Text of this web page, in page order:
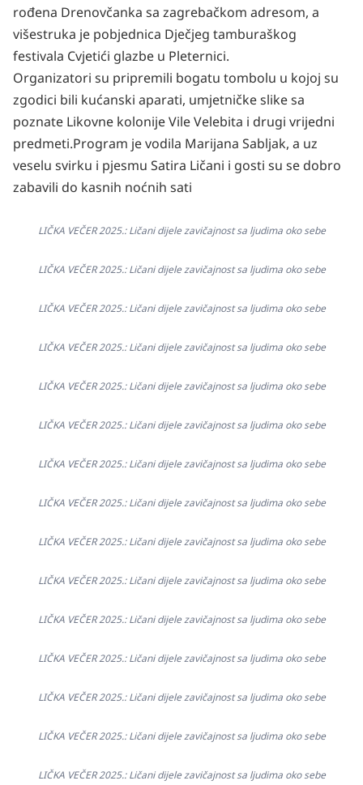
rođena Drenovčanka sa zagrebačkom adresom, a
višestruka je pobjednica Dječjeg tamburaškog
festivala Cvjetići glazbe u Pleternici.
Organizatori su pripremili bogatu tombolu u kojoj su
zgodici bili kućanski aparati, umjetničke slike sa
poznate Likovne kolonije Vile Velebita i drugi vrijedni
predmeti.Program je vodila Marijana Sabljak, a uz
veselu svirku i pjesmu Satira Ličani i gosti su se dobro
zabavili do kasnih noćnih sati
LIČKA VEČER 2025.: Ličani dijele zavičajnost sa ljudima oko sebe
LIČKA VEČER 2025.: Ličani dijele zavičajnost sa ljudima oko sebe
LIČKA VEČER 2025.: Ličani dijele zavičajnost sa ljudima oko sebe
LIČKA VEČER 2025.: Ličani dijele zavičajnost sa ljudima oko sebe
LIČKA VEČER 2025.: Ličani dijele zavičajnost sa ljudima oko sebe
LIČKA VEČER 2025.: Ličani dijele zavičajnost sa ljudima oko sebe
LIČKA VEČER 2025.: Ličani dijele zavičajnost sa ljudima oko sebe
LIČKA VEČER 2025.: Ličani dijele zavičajnost sa ljudima oko sebe
LIČKA VEČER 2025.: Ličani dijele zavičajnost sa ljudima oko sebe
LIČKA VEČER 2025.: Ličani dijele zavičajnost sa ljudima oko sebe
LIČKA VEČER 2025.: Ličani dijele zavičajnost sa ljudima oko sebe
LIČKA VEČER 2025.: Ličani dijele zavičajnost sa ljudima oko sebe
LIČKA VEČER 2025.: Ličani dijele zavičajnost sa ljudima oko sebe
LIČKA VEČER 2025.: Ličani dijele zavičajnost sa ljudima oko sebe
LIČKA VEČER 2025.: Ličani dijele zavičajnost sa ljudima oko sebe